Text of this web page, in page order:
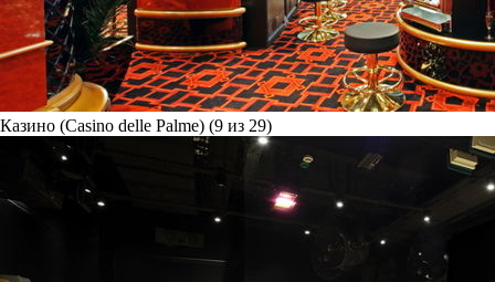
Казино (Casino delle Palme) (9 из 29)